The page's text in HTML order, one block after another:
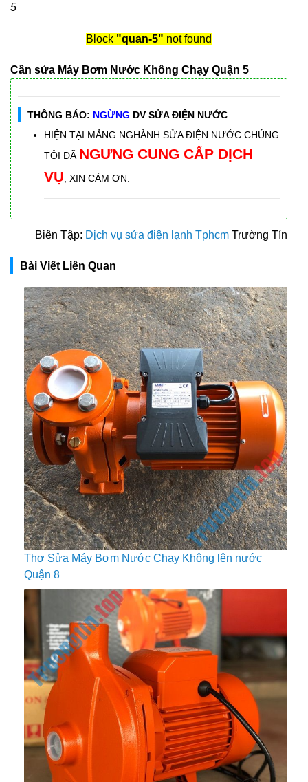
5
Block "quan-5" not found
Cần sửa Máy Bơm Nước Không Chạy Quận 5
THÔNG BÁO: NGỪNG DV SỬA ĐIỆN NƯỚC
HIỆN TẠI MẢNG NGHÀNH SỬA ĐIỆN NƯỚC CHÚNG
TÔI ĐÃ NGƯNG CUNG CẤP DỊCH
VỤ, XIN CẢM ƠN.
Biên Tập: Dịch vụ sửa điện lạnh Tphcm Trường Tín
Bài Viết Liên Quan
Thợ Sửa Máy Bơm Nước Chạy Không lên nước
Quận 8